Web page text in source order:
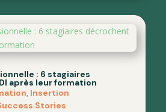
: 6 stagiaires
après leur formation
, Insertion
Stories